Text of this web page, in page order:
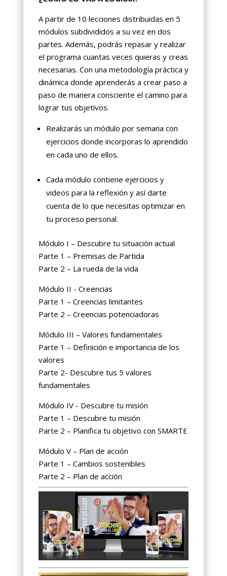
A partir de 10 lecciones distribuidas en 5
módulos subdivididos a su vez en dos
partes. Además, podrás repasar y realizar
el programa cuantas veces quieras y creas
necesarias. Con una metodología práctica y
dinámica donde aprenderás a crear paso a
paso de manera consciente el camino para
lograr tus objetivos.
Realizarás un módulo por semana con
ejercicios donde incorporas lo aprendido
en cada uno de ellos.
Cada módulo contiene ejercicios y
videos para la reflexión y así darte
cuenta de lo que necesitas optimizar en
tu proceso personal.
Módulo I – Descubre tu situación actual
Parte 1 – Premisas de Partida
Parte 2 – La rueda de la vida
Módulo II - Creencias
Parte 1 – Creencias limitantes
Parte 2 – Creencias potenciadoras
Módulo III – Valores fundamentales
Parte 1 – Definición e importancia de los
valores
Parte 2- Descubre tus 5 valores
fundamentales
Módulo IV - Descubre tu misión
Parte 1 – Descubre tu misión
Parte 2 – Planifica tu objetivo con SMARTE
Módulo V – Plan de acción
Parte 1 – Cambios sostenibles
Parte 2 – Plan de acción